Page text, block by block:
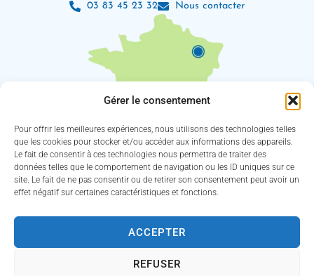
Gérer le consentement
Pour offrir les meilleures expériences, nous utilisons des technologies telles
que les cookies pour stocker et/ou accéder aux informations des appareils.
Le fait de consentir à ces technologies nous permettra de traiter des
données telles que le comportement de navigation ou les ID uniques sur ce
site. Le fait de ne pas consentir ou de retirer son consentement peut avoir un
effet négatif sur certaines caractéristiques et fonctions.
ACCEPTER
REFUSER
03 83 45 23 32 Nous contacter
Les horaires d’ouverture
Lundi : 8h30 – 12h / 13h30 – 18h
Mardi, jeudi et vendredi : 8h30 – 12h / 13h30 – 16h30
(Service des eaux fermé le jeudi)